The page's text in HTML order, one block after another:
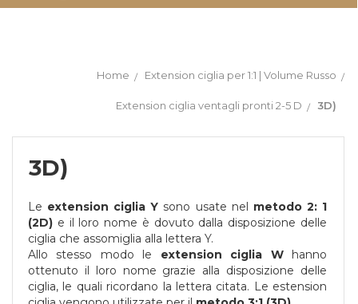
Home Extension ciglia per 1:1 | Volume Russo
Extension ciglia ventagli pronti 2-5 D 3D)
3D)
Le extension ciglia Y sono usate nel metodo 2: 1
(2D) e il loro nome è dovuto dalla disposizione delle
ciglia che assomiglia alla lettera Y.
Allo stesso modo le extension ciglia Whanno
ottenuto il loro nome grazie alla disposizione delle
ciglia, le quali ricordano la lettera citata. Le estension